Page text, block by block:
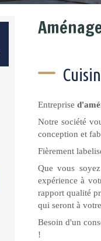
Entreprise
Notre société
conception et
Fièrement
Que vous
expérience à
rapport qualité
qui seront à
Besoin d'un
!